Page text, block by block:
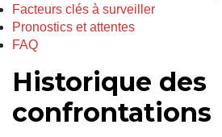
Facteurs clés à surveiller
Pronostics et attentes
FAQ
Historique des
confrontations